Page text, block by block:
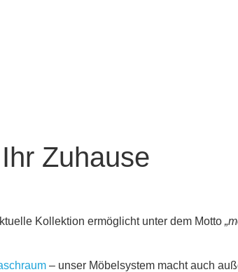
Zuhause
Kollektion ermöglicht unter dem Motto
– unser Möbelsystem macht auch